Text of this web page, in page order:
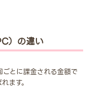
）の違い
とに課金される金額で
ます。